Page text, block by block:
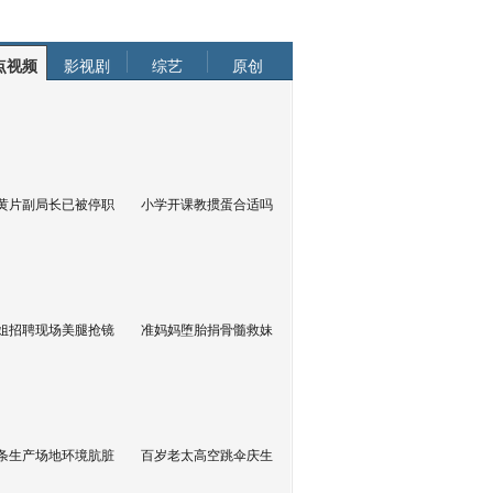
视频 影视剧 综艺 原创
片副局长已被停职 小学开课教掼蛋合适吗
招聘现场美腿抢镜 准妈妈堕胎捐骨髓救妹
生产场地环境肮脏 百岁老太高空跳伞庆生